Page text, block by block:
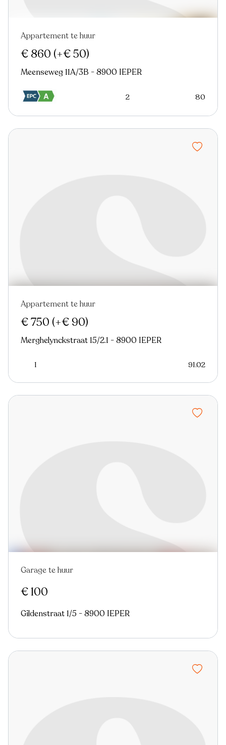
Nieuw
Appartement te huur
€ 860 (+€ 50)
Meenseweg 11A/3B - 8900 IEPER
2 80
Nieuw Virtual tour
Appartement te huur
€ 750 (+€ 90)
Merghelynckstraat 15/2.1 - 8900 IEPER
1 91.02
Nieuw
Garage te huur
€ 100
Gildenstraat 1/5 - 8900 IEPER